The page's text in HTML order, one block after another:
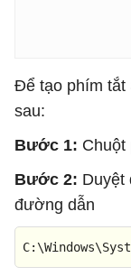
Để tạo phím tắt
sau:
Bước 1: Chuột
Bước 2: Duyệt
đường dẫn